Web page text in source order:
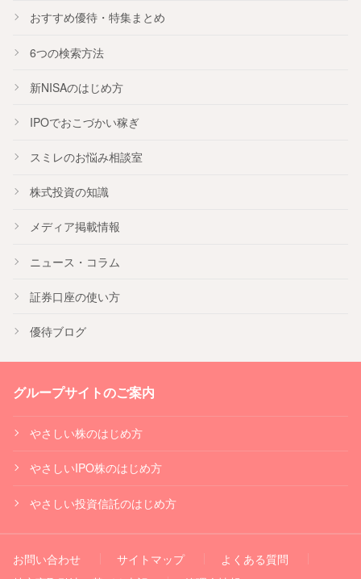
おすすめ優待・ 特集まとめ
6つの検索方法
新NISAのはじめ方
IPOでおこづかい稼ぎ
スミレのお悩み相談室
株式投資の知識
メディア掲載情報
ニュース・コラム
証券口座の使い方
優待ブログ
グループサイトのご案内
やさしい株のはじめ方
やさしいIPO株のはじめ方
やさしい投資信託のはじめ方
お問い合わせ サイトマップ
よくある質問